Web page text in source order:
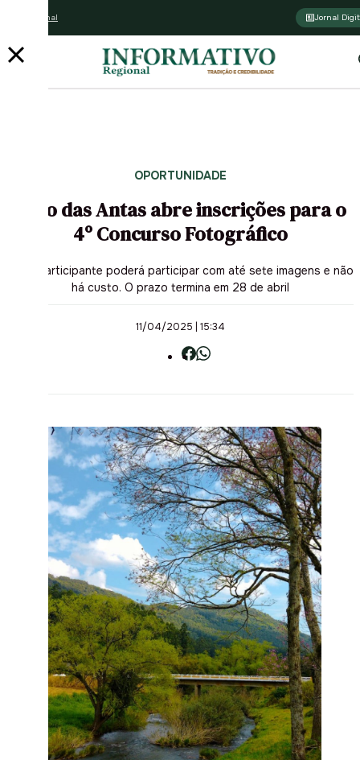
Assine o jornal Jornal
OPORTUNIDADE
Poço das Antas abre inscrições para o
4º Concurso Fotográfico
Cada participante poderá participar com até sete imagens e não
há custo. O prazo termina em 28 de abril
11/04/2025 | 15:34